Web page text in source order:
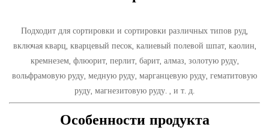
Подходит для сортировки и сортировки различных типов руд,
включая кварц, кварцевый песок, калиевый полевой шпат, каолин,
кремнезем, флюорит, перлит, барит, алмаз, золотую руду,
вольфрамовую руду, медную руду, марганцевую руду, гематитовую
руду, магнезитовую руду. , и т. д.
Особенности продукта